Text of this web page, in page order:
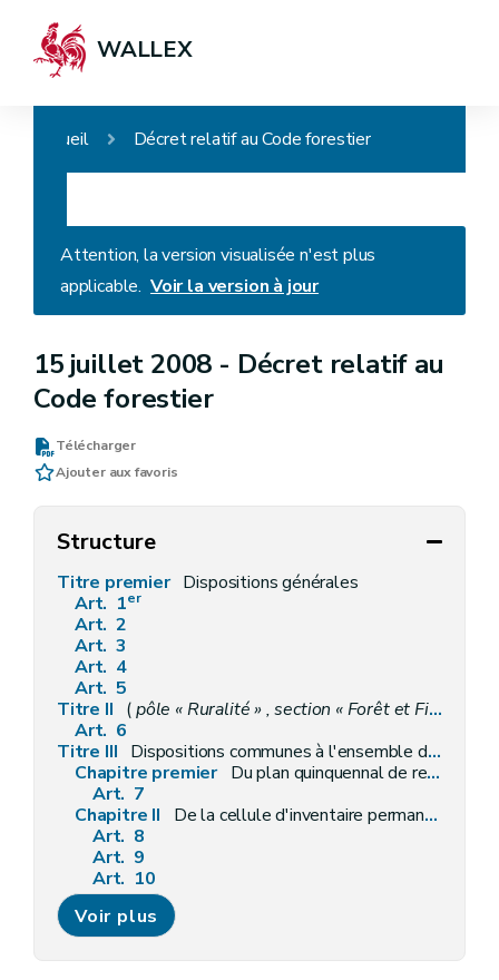
WALLEX
Accueil Décret relatif au Code forestier
Attention, la version visualisée n'est plus
applicable. Voir la version à jour
15 juillet 2008 - Décret relatif au
Code forestier
Télécharger
Ajouter aux favoris
Structure
Titre premier Dispositions générales
Art. 1er
Art. 2
Art. 3
Art. 4
Art. 5
Titre II (pôle « Ruralité » , section « Forêt et Filière bois »
Art. 6
Titre III Dispositions communes à l'ensemble des bois et forêts
Chapitre premier Du plan quinquennal de recherches forestières
Art. 7
Chapitre II
De la cellule d'inventaire permanent des ressources forestières
Art. 8
Art. 9
Art. 10
Art. 11
Chapitre III
Art. 12
Voir plus